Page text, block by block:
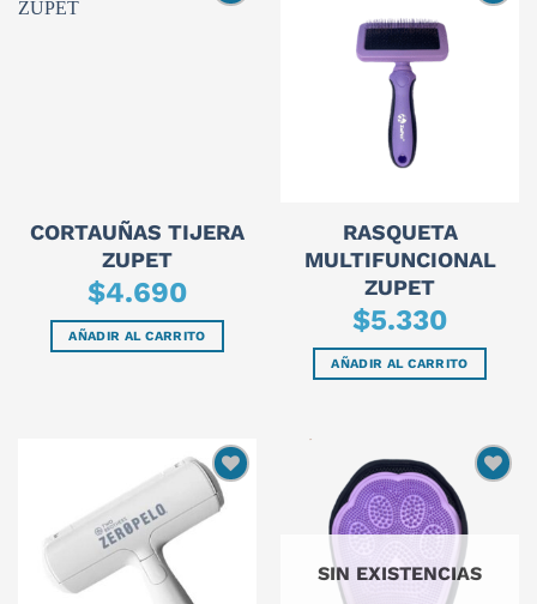
CORTAUÑAS TIJERA
ZUPET
$4.690
AÑADIR AL CARRITO
RASQUETA
MULTIFUNCIONAL
ZUPET
$5.330
AÑADIR AL CARRITO
SIN EXISTENCIAS